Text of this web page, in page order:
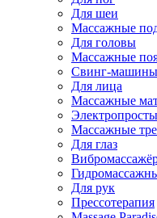
Для шеи
Массажные
Для головы
Массажные
Свинг-машины
Для лица
Массажные
Массажные
Для глаз
Для рук
Прессотерапия